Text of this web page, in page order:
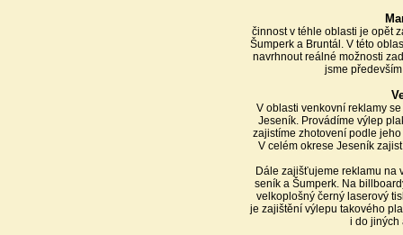
činnost v téhle oblasti je opět
Šumperk a Bruntál. V této
navrhnout reálné možnosti
jsme
V oblasti venkovní reklamy
Jeseník. Provádíme výlep
zajistíme zhotovení podle
V celém okrese Jeseník
Dále zajišťujeme reklamu na
seník a Šumperk. Na
velkoplošný černý laserový
je zajištění výlepu takového
i do jiných